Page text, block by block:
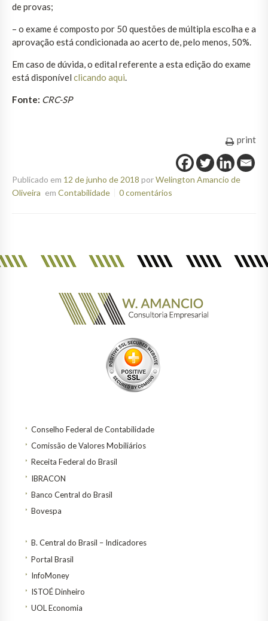
de provas;
– o exame é composto por 50 questões de múltipla escolha e a
aprovação está condicionada ao acerto de, pelo menos, 50%.
Em caso de dúvida, o edital referente a esta edição do exame
está disponível clicando aqui.
Fonte: CRC-SP
print
Publicado em 12 de junho de 2018 porWelington Amancio de
Oliveira em Contabilidade 0 comentários
Conselho Federal de Contabilidade
Comissão de Valores Mobiliários
Receita Federal do Brasil
IBRACON
Banco Central do Brasil
Bovespa
B. Central do Brasil – Indicadores
Portal Brasil
InfoMoney
ISTOÉ Dinheiro
UOL Economia